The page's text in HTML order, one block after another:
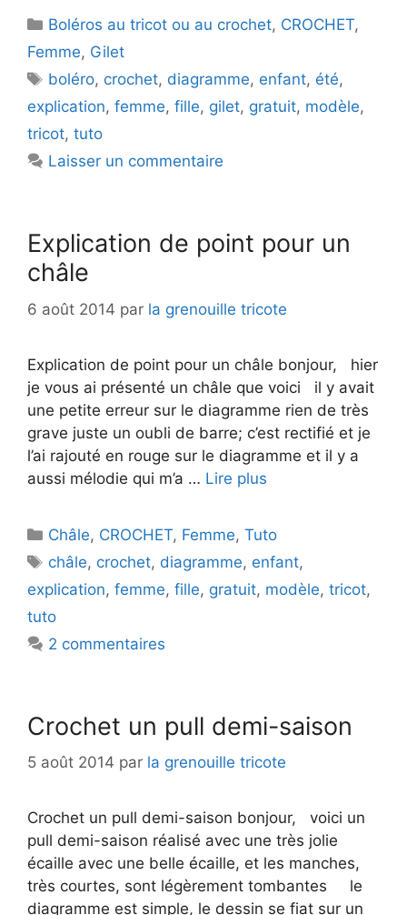
Catégories
Boléros au tricot ou au crochet, CROCHET,
Femme, Gilet
Étiquettes
boléro, crochet, diagramme, enfant, été,
explication, femme, fille, gilet, gratuit, modèle,
tricot, tuto
Laisser un commentaire
Explication de point pour un
châle
6 août 2014 par la grenouille tricote
Explication de point pour un châle bonjour, hier
je vous ai présenté un châle que voici il y avait
une petite erreur sur le diagramme rien de très
grave juste un oubli de barre; c’est rectifié et je
l’ai rajouté en rouge sur le diagramme et il y a
aussi mélodie qui m’a … Lire plus
Catégories
Châle, CROCHET, Femme,Tuto
Étiquettes
châle, crochet, diagramme, enfant,
explication, femme, fille, gratuit, modèle, tricot,
tuto
2 commentaires
Crochet un pull demi-saison
5 août 2014 par la grenouille tricote
Crochet un pull demi-saison bonjour, voici un
pull demi-saison réalisé avec une très jolie
écaille avec une belle écaille, et les manches,
très courtes, sont légèrement tombantes le
diagramme est simple, le dessin se fiat sur un